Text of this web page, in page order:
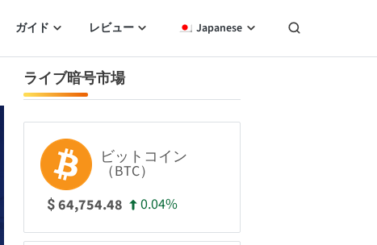
ガイド レビュー Japanese
ライブ暗号市場
ビットコイン
（BTC）
$64,754.48 0.04%